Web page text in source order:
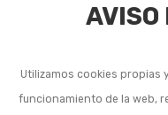
AVISO
Utilizamos cookies propias
funcionamiento de la web,